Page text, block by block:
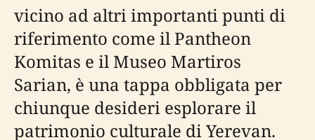
vicino ad altri importanti punti di
riferimento come il Pantheon
Komitas e il Museo Martiros
Sarian, è una tappa obbligata per
chiunque desideri esplorare il
patrimonio culturale di Yerevan.